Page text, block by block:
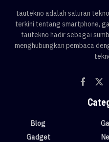
tautekno adalah saluran
terkini tentang smartphone,
tautekno hadir sebagai
menghubungkan pembaca
Blog
Gadget